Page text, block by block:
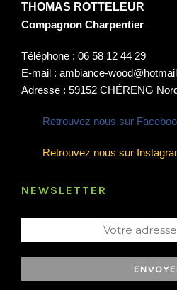
THOMAS ROTTELEUR
Compagnon Charpentier
Téléphone : 06 58 12 44 29
E-mail : ambiance-
Adresse : 59152 CHÉRENG
Retrouvez nous sur
Retrouvez nous sur
NEWSLETTER